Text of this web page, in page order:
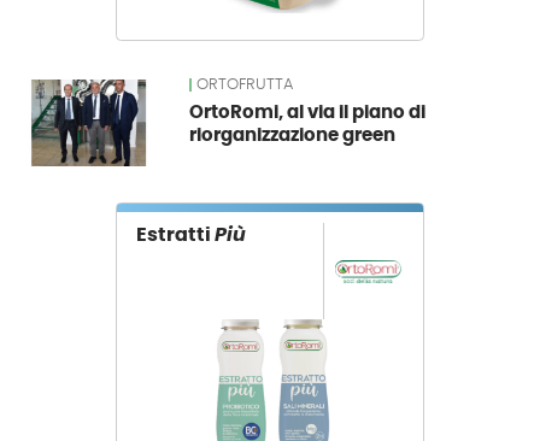
ORTOFRUTTA
OrtoRomi, al via il piano di
riorganizzazione green
Estratti Più